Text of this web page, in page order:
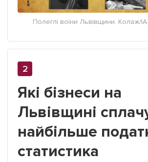
Полеглі воїни Львівщини. Колаж/
Які бізнеси на
Львівщині
найбільше
статистика